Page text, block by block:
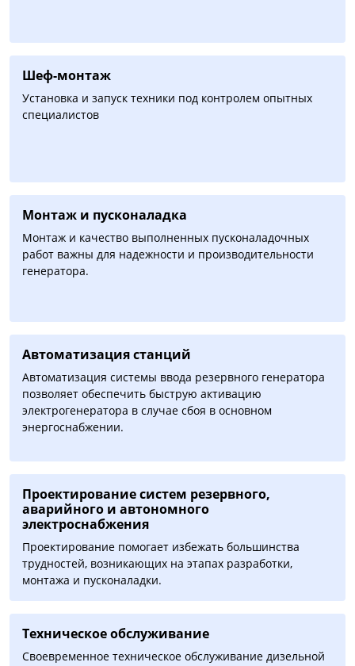
Шеф-монтаж
Установка и запуск техники под контролем опытных
специалистов
Монтаж и пусконаладка
Монтаж и качество выполненных пусконаладочных
работ важны для надежности и производительности
генератора.
Автоматизация cтанций
Автоматизация системы ввода резервного генератора
позволяет обеспечить быструю активацию
электрогенератора в случае сбоя в основном
энергоснабжении.
Проектирование систем резервного,
аварийного и автономного
электроснабжения
Проектирование помогает избежать большинства
трудностей, возникающих на этапах разработки,
монтажа и пусконаладки.
Техническое обслуживание
Своевременное техническое обслуживание дизельной